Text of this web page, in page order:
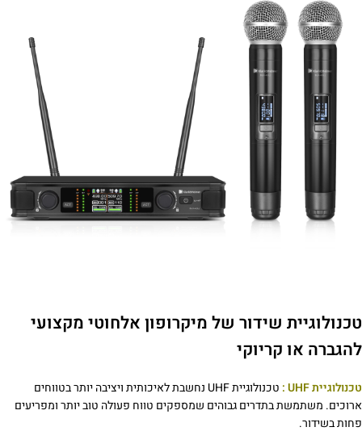
טכנולוגיית שידור של מיקרופון אלחוטי מקצועי
להגברה או קריוקי
טכנולוגיית UHF :
טכנולוגיית UHF נחשבת לאיכותית ויציבה יותר בטווחים
ארוכים. משתמשת בתדרים גבוהים שמספקים טווח פעולה טוב יותר ומפריעים
פחות בשידור.